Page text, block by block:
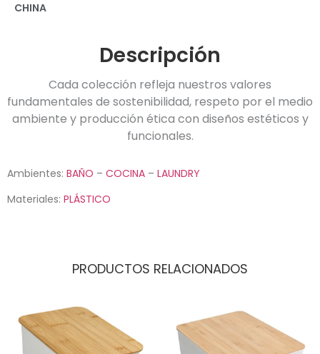
CHINA
Descripción
Cada colección refleja nuestros valores
fundamentales de sostenibilidad, respeto por el medio
ambiente y producción ética con diseños estéticos y
funcionales.
Ambientes: BAÑO – COCINA – LAUNDRY
Materiales: PLÁSTICO
PRODUCTOS RELACIONADOS